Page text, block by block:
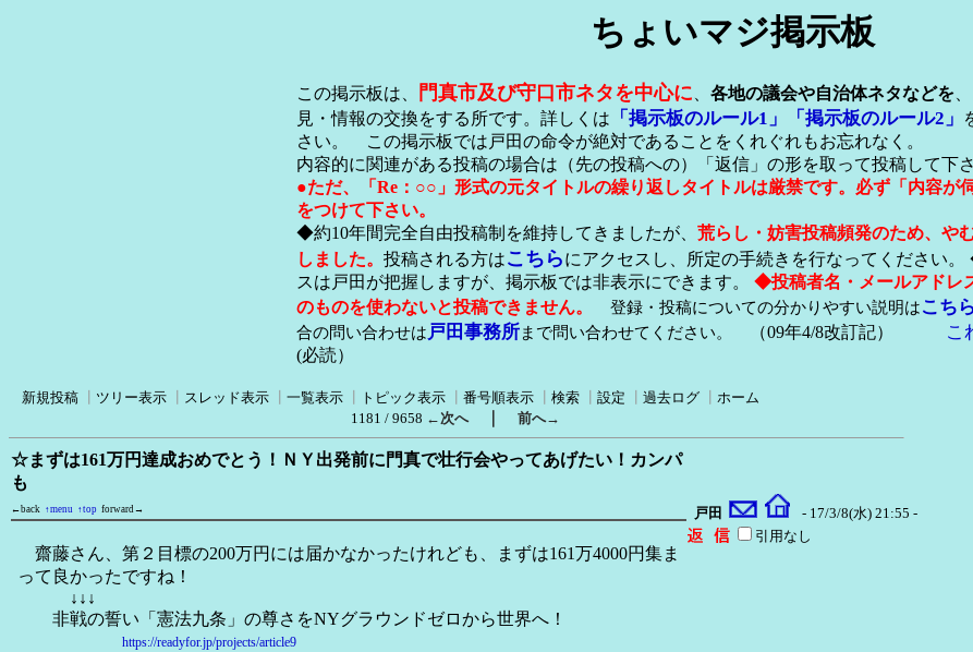
ちょいマジ掲示板
この掲示板は、 門真市及び守口市ネタを中心に、 各地の議会や自治体ネタなどを
見・情報の交換をする所です。詳しくは
「掲示板のルール1」 「掲示板のルール2」
さい。 この掲示板では戸田の命令が絶対であることをくれぐれもお忘れなく。
内容的に関連がある投稿の場合は（先の投稿への）「返信」の形を取って投稿して下さ
●ただ、「Re：○○」形式の元タイトルの繰り返しタイトルは厳禁です。必ず「内容が
をつけて下さい。
◆約10年間完全自由投稿制を維持してきましたが、 荒らし・妨害投稿頻発のため、や
しました。 投稿される方はこちらにアクセスし、所定の手続きを行なってください
スは戸田が把握しますが、掲示板では非表示にできます。 ◆投稿者名・メールアドレ
のものを使わないと投稿できません。
登録・投稿についての分かりやすい説明はこちら
合の問い合わせは戸田事務所まで問い合わせてください。 （09年4/8改訂記） こ
(必読）
新規投稿 ツリー表示 スレッド表示 一覧表示 トピック表示 番号順表示 検索 設定 過去ログ
ホーム
1181 / 9658 ←次へ｜ 前へ→
☆まずは161万円達成おめでとう！ＮＹ出発前に門真で壮行会やってあげたい！カンパ
も
←back ↑menu ↑top forward→ 戸田 - 17/3/8(水) 21:55 -
齋藤さん、第２目標の200万円には届かなかったけれども、まずは161万4000円集ま
って良かったですね！
↓↓↓
非戦の誓い「憲法九条」の尊さをNYグラウンドゼロから世界へ！
https://readyfor.jp/projects/article9
引用なし